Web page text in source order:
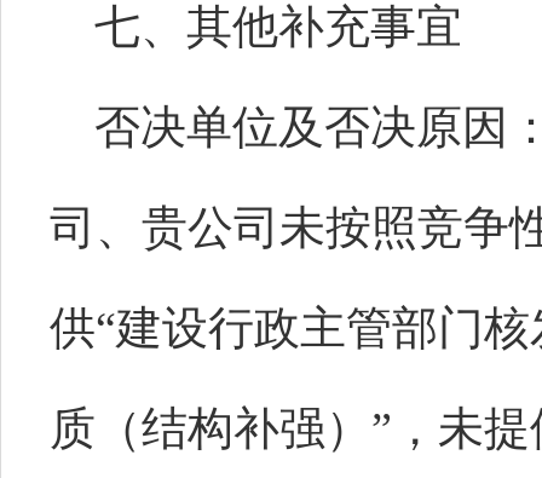
七、其他补充事宜
否决单位及否决原因
司、贵公司未按照竞争
供“建设行政主管部门
质（结构补强） ”，未